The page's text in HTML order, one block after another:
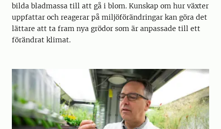
bilda bladmassa till att gå i blom. Kunskap om hur växter
uppfattar och reagerar på miljöförändringar kan göra det
lättare att ta fram nya grödor som är anpassade till ett
förändrat klimat.